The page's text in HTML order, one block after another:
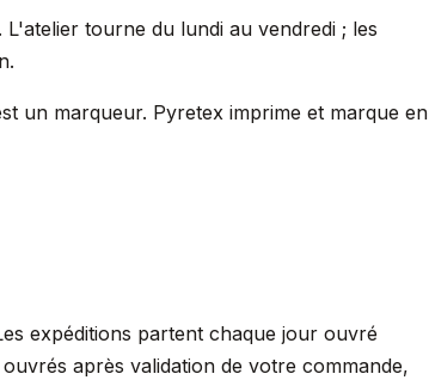
tourne du lundi au vendredi ; les
un marqueur. Pyretex imprime et marque en
expéditions partent chaque jour ouvré
après validation de votre commande,